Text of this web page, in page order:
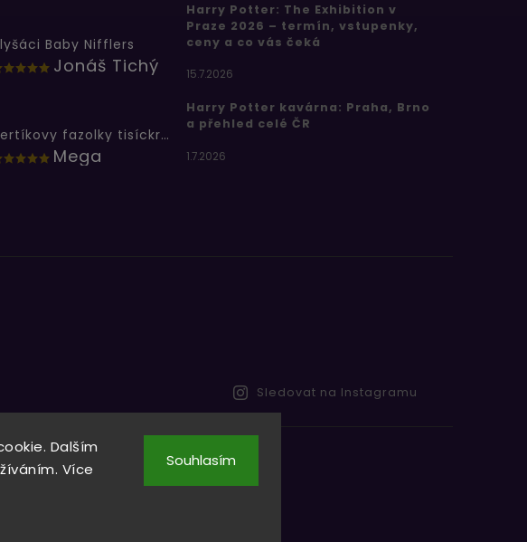
Dalším
Více
Souhlasím
Baby Nifflers
Jonáš Tichý
Bertíkovy fazolky tisíckrát jinak
Mega
Harry Potter: The Exhibition v
Praze 2026 – termín, vstupenky,
ceny a co vás čeká
15.7.2026
Harry Potter kavárna: Praha, Brno
a přehled celé ČR
1.7.2026
Sledovat na Instagramu
vyhrazena.